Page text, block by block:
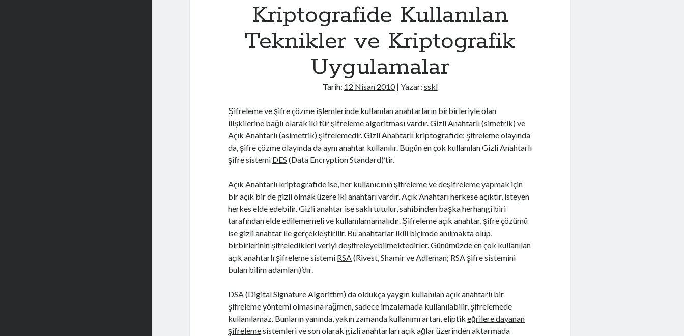
r
S
o
c
k
e
L
a
y
e
N
e
d
i
r
?
Kriptografide Kullanılan
Teknikler ve Kriptografik
Uygulamalar
Tarih: 12 Nisan 2010| Yazar: sskl
Şifreleme ve şifre çözme işlemlerinde kullanılan anahtarların birbirleriyle olan
ilişkilerine bağlı olarak iki tür şifreleme algoritması vardır. Gizli Anahtarlı (simetrik) ve
Açık Anahtarlı (asimetrik) şifrelemedir. Gizli Anahtarlı kriptografide; şifreleme olayında
da, şifre çözme olayında da aynı anahtar kullanılır. Bugün en çok kullanılan Gizli Anahtarlı
şifre sistemi DES (Data Encryption Standard)’tir.
Açık Anahtarlı kriptografide ise, her kullanıcının şifreleme ve deşifreleme yapmak için
bir açık bir de gizli olmak üzere iki anahtarı vardır. Açık Anahtarı herkese açıktır, isteyen
herkes elde edebilir. Gizli anahtar ise saklı tutulur, sahibinden başka herhangi biri
tarafından elde edilememeli ve kullanılamamalıdır. Şifreleme açık anahtar, şifre çözümü
ise gizli anahtar ile gerçekleştirilir. Bu anahtarlar ikili biçimde anılmakta olup,
birbirlerinin şifreledikleri veriyi deşifreleyebilmektedirler. Günümüzde en çok kullanılan
açık anahtarlı şifreleme sistemi RSA(Rivest, Shamir ve Adleman; RSA şifre sistemini
bulan bilim adamları)’dır.
DSA(Digital Signature Algorithm) da oldukça yaygın kullanılan açık anahtarlı bir
şifreleme yöntemi olmasına rağmen, sadece imzalamada kullanılabilir, şifrelemede
kullanılamaz. Bunların yanında, yakın zamanda kullanımı artan, eliptikeğrilere dayanan
şifrelemesistemleri ve son olarak gizli anahtarları açık ağlar üzerinden aktarmada